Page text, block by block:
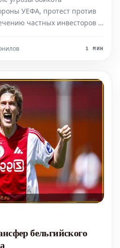
УЕФА, протест против
частных инвесторов к
конфедерация футбола,
1 МИН
бельгийского